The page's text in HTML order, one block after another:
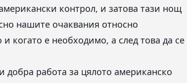
контрол, и затова тази нощ
нашите очаквания относно
когато е необходимо, а след това да се
добра работа за цялото американско